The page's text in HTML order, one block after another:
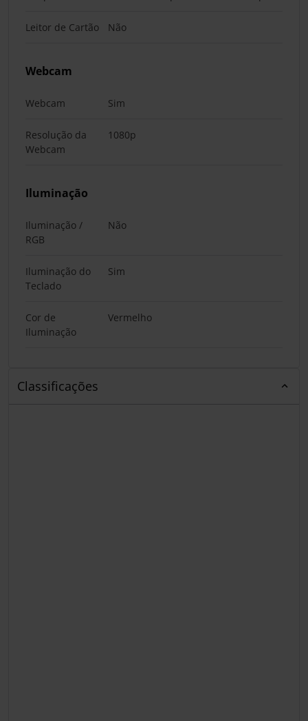
Leitor de Cartão Não
Webcam
Webcam Sim
Resolução da
Webcam
1080p
Iluminação
Iluminação /
RGB
Não
Iluminação do
Teclado
Sim
Cor de
Iluminação
Vermelho
Classificações